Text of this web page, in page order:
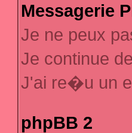
Messagerie
Je ne peux
Je continue
J'ai re�u un
phpBB 2